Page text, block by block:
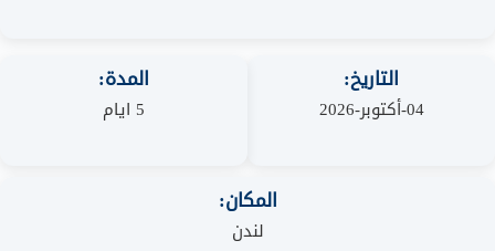
التاريخ:
04-أكتوبر-2026
المدة:
5 ايام
المكان:
لندن